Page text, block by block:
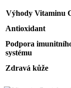
Výhody Vitaminu
Antioxidant
Podpora
systému
Zdravá kůže